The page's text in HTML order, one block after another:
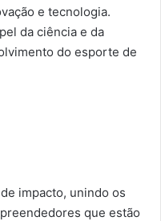
e tecnologia.
da ciência e da
do esporte de
impacto, unindo os
que estão